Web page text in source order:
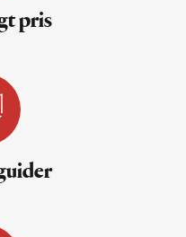
pris